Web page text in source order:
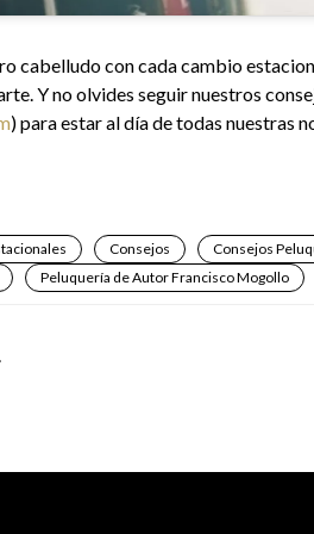
cabelludo con cada cambio
Y no olvides seguir nuestros
) para estar al día de todas nuestras
Consejos Consejos
Peluquería de Autor Francisco Mogollo